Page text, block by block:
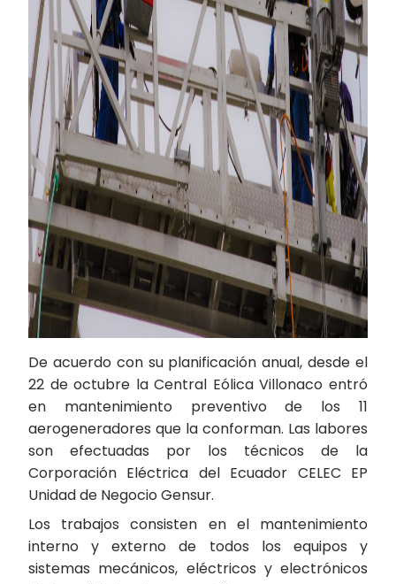
De acuerdo con su planificación anual, desde el
22 de octubre la Central Eólica Villonaco entró
en mantenimiento preventivo de los 11
aerogeneradores que la conforman. Las labores
son efectuadas por los técnicos de la
Corporación Eléctrica del Ecuador CELEC EP
Unidad de Negocio Gensur.
Los trabajos consisten en el mantenimiento
interno y externo de todos los equipos y
sistemas mecánicos, eléctricos y electrónicos